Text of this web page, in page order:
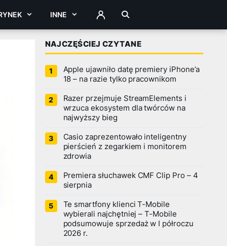
INNE ZALOGUJ
NAJCZĘŚCIEJ CZYTANE
Apple ujawniło datę premiery iPhone’a
18 – na razie tylko pracownikom
Razer przejmuje StreamElements i
wrzuca ekosystem dla twórców na
najwyższy bieg
Casio zaprezentowało inteligentny
pierścień z zegarkiem i monitorem
zdrowia
Premiera słuchawek CMF Clip Pro – 4
sierpnia
Te smartfony klienci T-Mobile
wybierali najchętniej – T-Mobile
podsumowuje sprzedaż w I półroczu
2026 r.